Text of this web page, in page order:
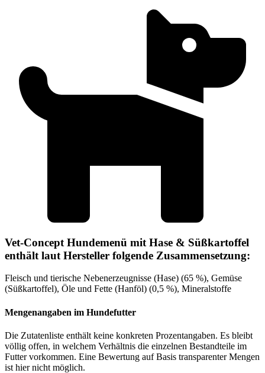
Vet-Concept Hundemenü mit Hase & Süßkartoffel
enthält laut Hersteller folgende Zusammensetzung:
Fleisch und tierische Nebenerzeugnisse (Hase) (65 %), Gemüse
(Süßkartoffel), Öle und Fette (Hanföl) (0,5 %), Mineralstoffe
Mengenangaben im Hundefutter
Die Zutatenliste enthält keine konkreten Prozentangaben. Es bleibt
völlig offen, in welchem Verhältnis die einzelnen Bestandteile im
Futter vorkommen. Eine Bewertung auf Basis transparenter Mengen
ist hier nicht möglich.